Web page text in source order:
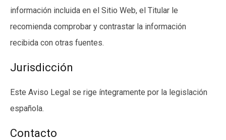
información incluida en el Sitio Web, el Titular le
recomienda comprobar y contrastar la información
recibida con otras fuentes.
Jurisdicción
Este Aviso Legal se rige íntegramente por la legislación
española.
Contacto